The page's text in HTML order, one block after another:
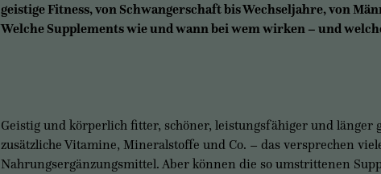
geistige Fitness, von Schwangerschaft bis Wechseljahre, von
Welche Supplements wie und wann bei wem wirken – und
Geistig und körperlich fitter, schöner, leistungsfähiger und länger
zusätzliche Vitamine, Mineralstoffe und Co. – das versprechen
Nahrungsergänzungsmittel. Aber können die so umstrittenen